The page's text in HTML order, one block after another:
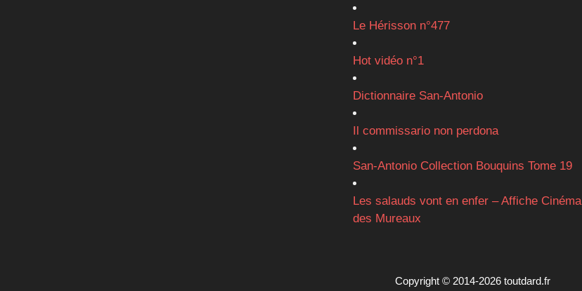
Le Hérisson n°477
Hot vidéo n°1
Dictionnaire San-Antonio
Il commissario non perdona
San-Antonio Collection Bouquins Tome 19
Les salauds vont en enfer – Affiche Cinéma
des Mureaux
Copyright © 2014-2026 toutdard.fr